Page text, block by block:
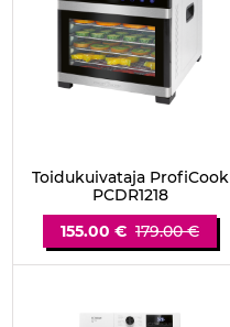
Toidukuivataja ProfiCook
PCDR1218
155.00 € 179.00 €